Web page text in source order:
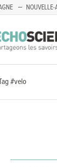
NOUVELLE-
#velo